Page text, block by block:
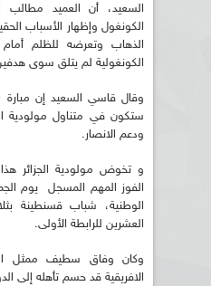
السعيد، أن العميد مطالب
الكونغول وإظهار الأسباب
الذهاب وتعرضه للظلم أمام
الكونغولية لم يتلق سوى
وقال قاسي السعيد إن مبارة
ودعم الانصار.
و تخوض مولودية الجزائر هذا
الفوز المهم المسجل يوم
الوطنية، شباب قسنطينة
العشرين للرابطة الأولى.
وكان وفاق سطيف ممثل
الافريقية قد حسم تأهله إلى